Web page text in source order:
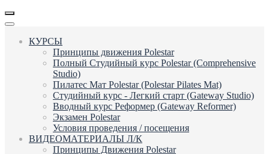
КУРСЫ
Принципы движения Polestar
Полный Студийный курс Polestar (Comprehensive
Studio)
Пилатес Мат Polestar (Polestar Pilates Mat)
Студийный курс - Легкий старт (Gateway Studio)
Вводный курс Реформер (Gateway Reformer)
Экзамен Polestar
Условия проведения / посещения
ВИДЕОМАТЕРИАЛЫ Л/К
Принципы Движения Polestar